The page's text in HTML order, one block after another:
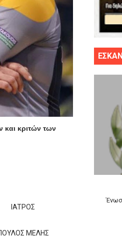
ΤΟΥ 1987
στο νέο κλ. Αγίου
με Αρετσού (το video του αγώνα)
στα ίσια (1-1) νίκησε τον
Δραπετσώνα
και κριτών των
IATΡΟΣ
ΜΕΛΗΣ